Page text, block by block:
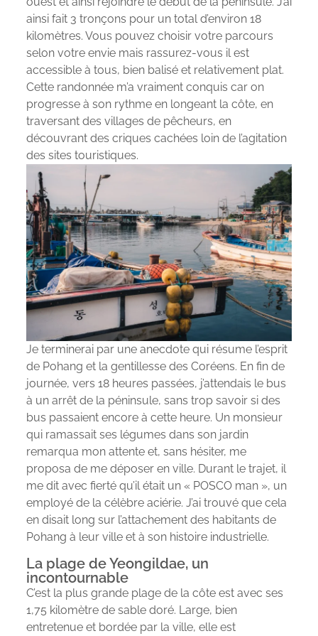
ainsi fait 3 tronçons pour un total d’environ 18
kilomètres. Vous pouvez choisir votre parcours
selon votre envie mais rassurez-vous il est
accessible à tous, bien balisé et relativement plat.
Cette randonnée m’a vraiment conquis car on
progresse à son rythme en longeant la côte, en
traversant des villages de pêcheurs, en
découvrant des criques cachées loin de l’agitation
des sites touristiques.
Je terminerai par une anecdote qui résume l’esprit
de Pohang et la gentillesse des Coréens. En fin de
journée, vers 18 heures passées, j’attendais le bus
à un arrêt de la péninsule, sans trop savoir si des
bus passaient encore à cette heure. Un monsieur
qui ramassait ses légumes dans son jardin
remarqua mon attente et, sans hésiter, me
proposa de me déposer en ville. Durant le trajet, il
me dit avec fierté qu’il était un « POSCO man », un
employé de la célèbre aciérie. J’ai trouvé que cela
en disait long sur l’attachement des habitants de
Pohang à leur ville et à son histoire industrielle.
La plage de Yeongildae, un
incontournable
C’est la plus grande plage de la côte est avec ses
1,75 kilomètre de sable doré. Large, bien
entretenue et bordée par la ville, elle est